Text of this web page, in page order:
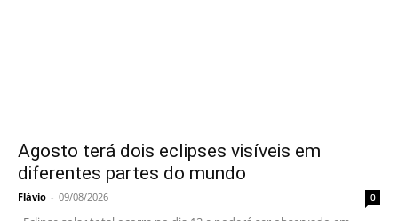
Agosto terá dois eclipses visíveis em
diferentes partes do mundo
Flávio - 09/08/2026 0